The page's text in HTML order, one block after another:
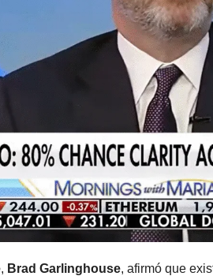
, Brad Garlinghouse, afirmó que